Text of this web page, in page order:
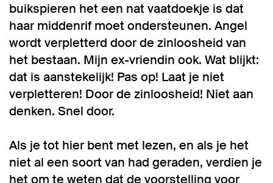
buikspieren het een nat vaatdoekje is dat
haar middenrif moet ondersteunen. Angel
wordt verpletterd door de zinloosheid van
het bestaan. Mijn ex-vriendin ook. Wat blijkt:
dat is aanstekelijk! Pas op! Laat je niet
verpletteren! Door de zinloosheid! Niet aan
denken. Snel door.
Als je tot hier bent met lezen, en als je het
niet al een soort van had geraden, verdien je
het om te weten dat de voorstelling voor